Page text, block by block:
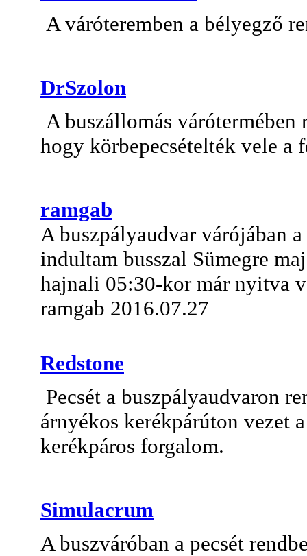
A váróteremben a bélyegző
DrSzolon
A buszállomás
hogy körbepecsételték vele a
ramgab
A buszpályaudvar várójában
indultam busszal Sümegre
hajnali 05:30-kor már nyitva
ramgab 2016.07.27
Redstone
Pecsét a buszpályaudvaron
árnyékos kerékpárúton vezet
kerékpáros forgalom.
Simulacrum
A buszváróban a pecsét